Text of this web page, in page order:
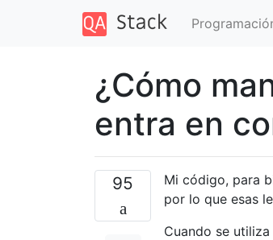
¿Cómo
entra en
95
Mi código, para
por lo que esas
Cuando se